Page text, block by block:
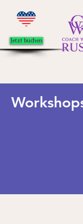
Jetzt buchen